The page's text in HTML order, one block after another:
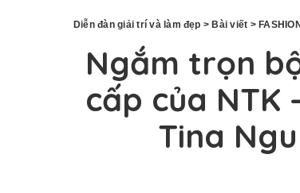
Diễn đàn giải trí và làm đẹp > Bài viết >
Ngắm trọn
cấp của NTK
Tina